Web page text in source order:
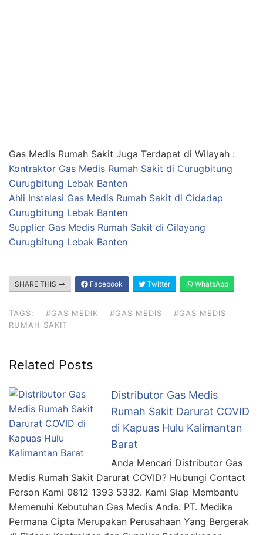
Gas Medis Rumah Sakit Juga Terdapat di Wilayah :
Kontraktor Gas Medis Rumah Sakit di Curugbitung
Curugbitung Lebak Banten
Ahli Instalasi Gas Medis Rumah Sakit di Cidadap
Curugbitung Lebak Banten
Supplier Gas Medis Rumah Sakit di Cilayang
Curugbitung Lebak Banten
SHARE THIS Facebook Twitter WhatsApp
TAGS: #GAS MEDIK #GAS MEDIS
#GAS MEDIS
RUMAH SAKIT
Related Posts
Distributor Gas Medis
Rumah Sakit Darurat COVID
di Kapuas Hulu Kalimantan
Barat
Anda Mencari Distributor Gas
Medis Rumah Sakit Darurat COVID? Hubungi Contact
Person Kami 0812 1393 5332. Kami Siap Membantu
Memenuhi Kebutuhan Gas Medis Anda. PT. Medika
Permana Cipta Merupakan Perusahaan Yang Bergerak